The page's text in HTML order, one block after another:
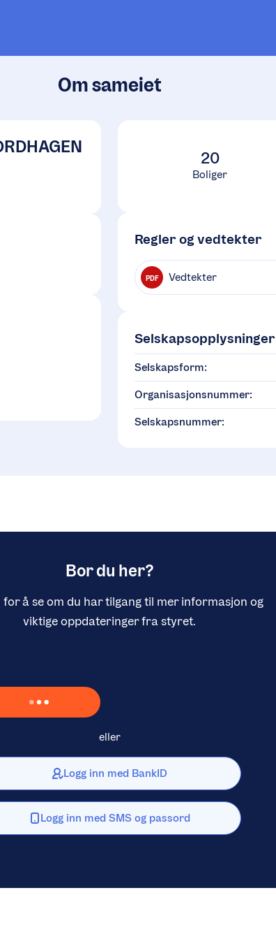
Om sameiet
20
Boliger
Regler og vedtekter
PDF Vedtekter
Selskapsopplysninger
Selskapsform:
Organisasjonsnummer:
Selskapsnummer:
Bor du her?
for å se om du har tilgang til mer informasjon og
viktige oppdateringer fra styret.
inn Vipps …
eller
Logg inn med BankID
Logg inn med SMS og passord